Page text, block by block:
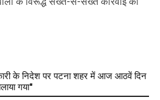
के निदेश पर पटना शहर में आज आठवें दिन
गया"